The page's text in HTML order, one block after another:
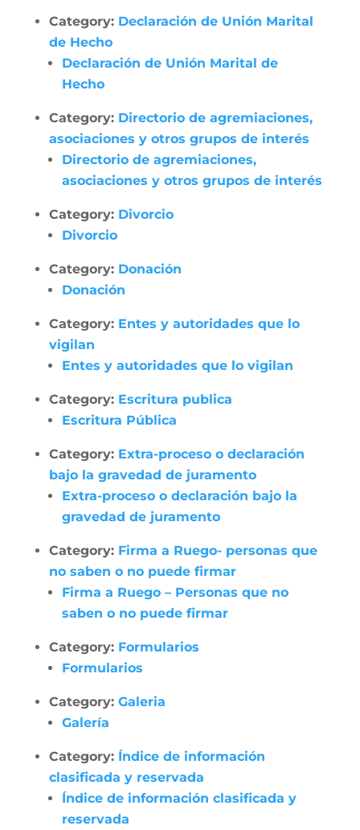
Category: Declaración de Unión Marital
de Hecho
Declaración de Unión Marital de
Hecho
Category: Directorio de agremiaciones,
asociaciones y otros grupos de interés
Directorio de agremiaciones,
asociaciones y otros grupos de interés
Category: Divorcio
Divorcio
Category: Donación
Donación
Category: Entes y autoridades que lo
vigilan
Entes y autoridades que lo vigilan
Category: Escritura publica
Escritura Pública
Category: Extra-proceso o declaración
bajo la gravedad de juramento
Extra-proceso o declaración bajo la
gravedad de juramento
Category: Firma a Ruego- personas que
no saben o no puede firmar
Firma a Ruego – Personas que no
saben o no puede firmar
Category: Formularios
Formularios
Category: Galeria
Galería
Category: Índice de información
clasificada y reservada
Índice de información clasificada y
reservada